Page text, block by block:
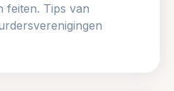
feiten. Tips van